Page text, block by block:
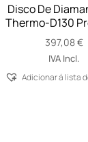
Disco De
Thermo-D130
397,08€
IVA Incl.
Adicionar á lista